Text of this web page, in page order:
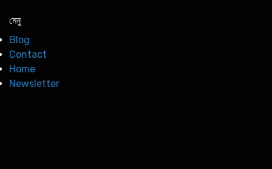
মেনু
Blog
Contact
Home
Newsletter